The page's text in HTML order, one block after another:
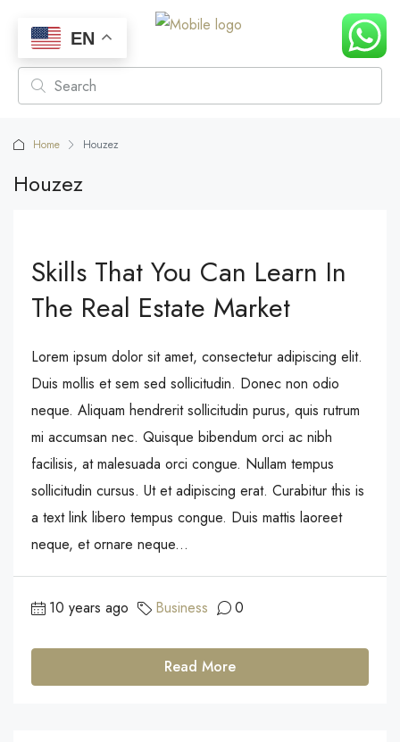
Home Houzez
Houzez
Skills That You Can Learn In
The Real Estate Market
Lorem ipsum dolor sit amet, consectetur adipiscing elit.
Duis mollis et sem sed sollicitudin. Donec non odio
neque. Aliquam hendrerit sollicitudin purus, quis rutrum
mi accumsan nec. Quisque bibendum orci ac nibh
facilisis, at malesuada orci congue. Nullam tempus
sollicitudin cursus. Ut et adipiscing erat. Curabitur this is
a text link libero tempus congue. Duis mattis laoreet
neque, et ornare neque...
10 years ago Business 0
Read More
EN